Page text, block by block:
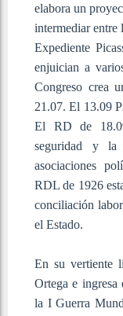
elabora un
intermediar entre
Expediente
enjuician a
Congreso crea
21.07. El 13.09
El RD de
seguridad y la
asociaciones
RDL de 1926
conciliación
el Estado.
En su vertiente
Ortega e
la I Guerra